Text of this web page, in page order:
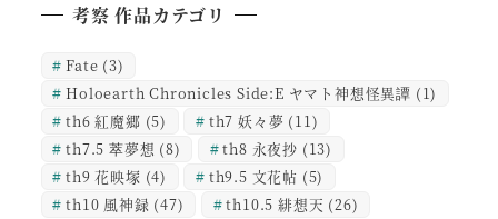
考察 作品カテゴリ
Fate (3)
Holoearth Chronicles Side:E ヤマト神想怪異譚 (1)
th6 紅魔郷 (5) th7 妖々夢 (11)
th7.5 萃夢想 (8) th8 永夜抄 (13)
th9 花映塚 (4) th9.5 文花帖 (5)
th10 風神録 (47) th10.5 緋想天 (26)